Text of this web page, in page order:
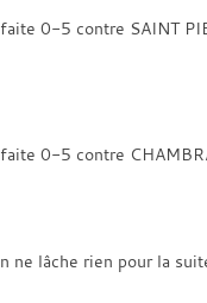
0-5 contre SAINT
0-5 contre
ne lâche rien pour la